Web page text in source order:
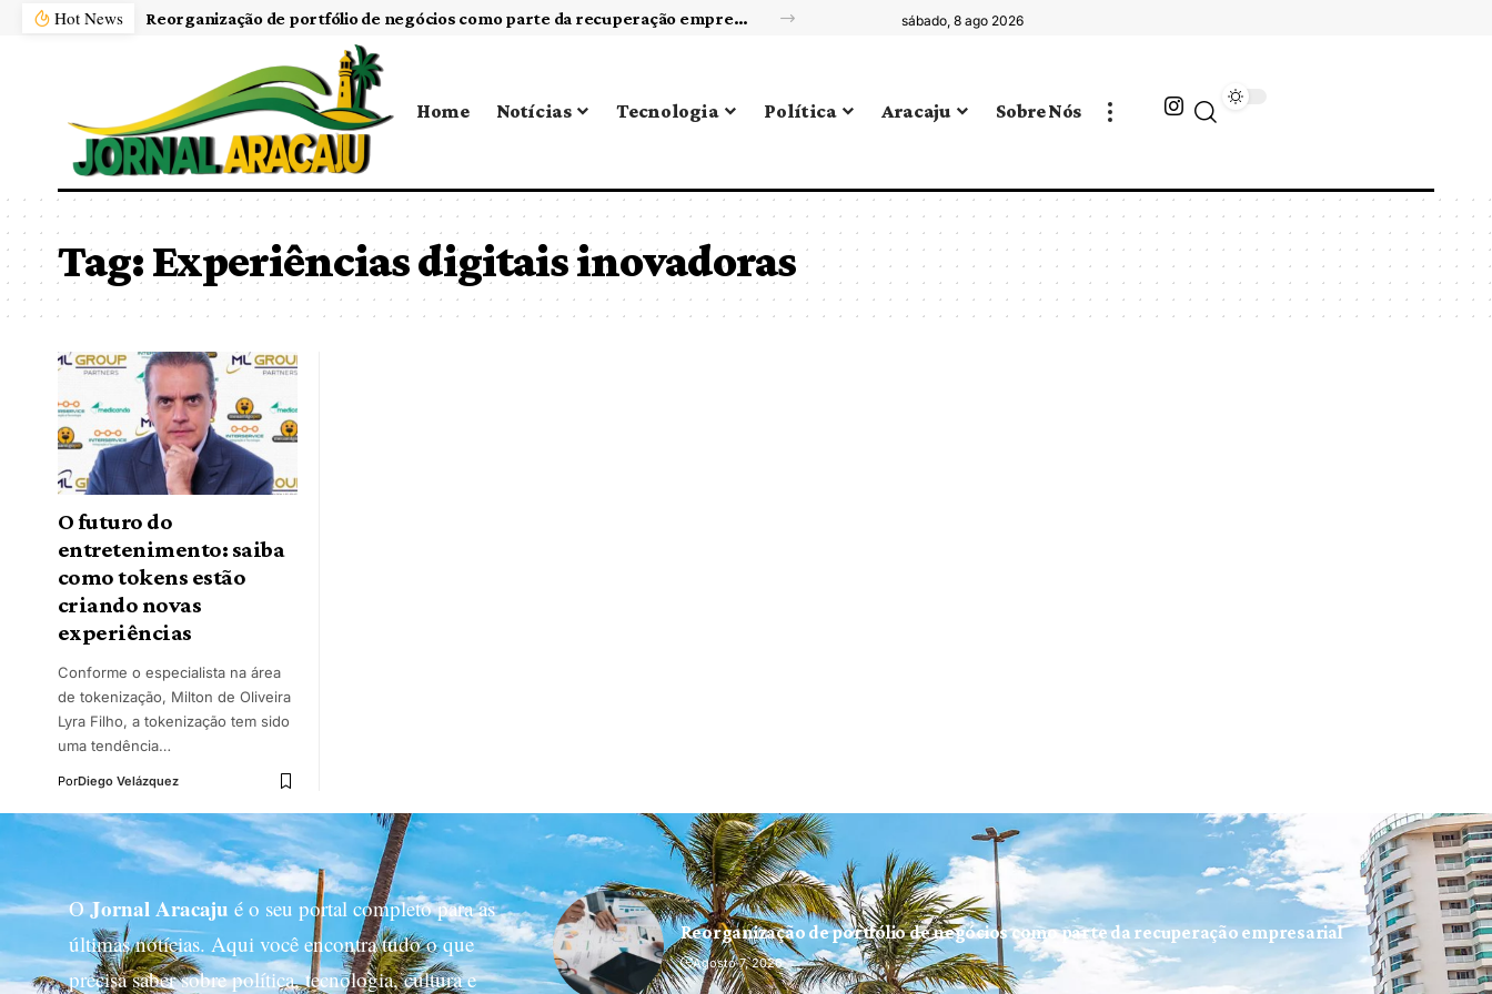
Hot News Reorganização de portfólio de negócios como parte da recuperação empresarial sábado, 8 ago 2026
Home Notícias Tecnologia Política Aracaju Sobre Nós
Tag:Experiências digitais inovadoras
O futuro do
entretenimento: saiba
como tokens estão
criando novas
experiências
Conforme o especialista na área
de tokenização, Milton de Oliveira
Lyra Filho, a tokenização tem sido
uma tendência…
PorDiego Velázquez
OJornal Aracaju é o seu portal completo para as
últimas notícias. Aqui você encontra tudo o que
precisa saber sobre política, tecnologia, cultura e
Reorganização de portfólio de negócios como parte da recuperação empresarial
Agosto 7, 2026